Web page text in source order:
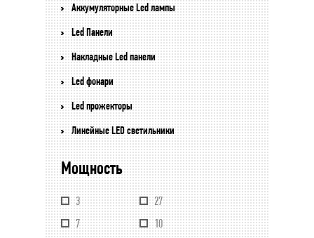
Аккумуляторные Led лампы
Led Панели
Накладные Led панели
Led фонари
Led прожекторы
Линейные LED светильники
Мощность
3
27
7
10